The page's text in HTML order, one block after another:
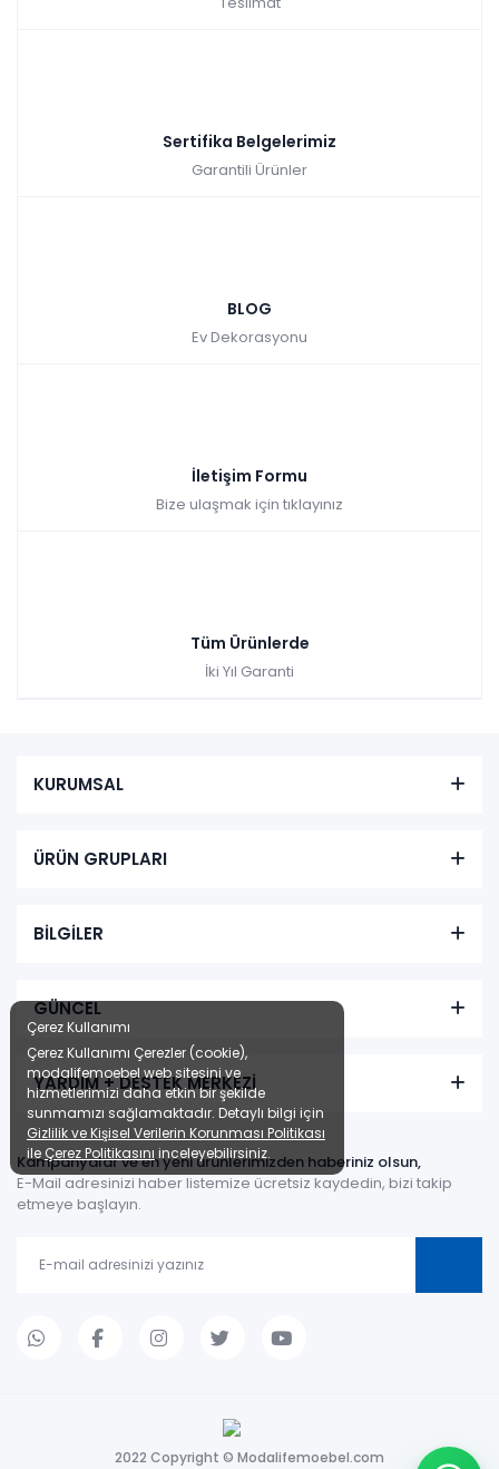
Sertifika Belgelerimiz
Garantili Ürünler
BLOG
Ev Dekorasyonu
İletişim Formu
Bize ulaşmak için tıklayınız
Tüm Ürünlerde
İki Yıl Garanti
KURUMSAL
ÜRÜN GRUPLARI
BİLGİLER
GÜNCEL
YARDIM + DESTEK MERKEZİ
Kampanyalar ve en yeni ürünlerimizden haberiniz olsun,
E-Mail adresinizi haber listemize ücretsiz kaydedin, bizi takip
etmeye başlayın.
2022 Copyright © Modalifemoebel.com
Çerez Kullanımı
Çerez Kullanımı Çerezler (cookie),
modalifemoebel web sitesini ve
hizmetlerimizi daha etkin bir şekilde
sunmamızı sağlamaktadır. Detaylı bilgi için
Gizlilik ve Kişisel Verilerin Korunması Politikası
ile Çerez Politikasını inceleyebilirsiniz.